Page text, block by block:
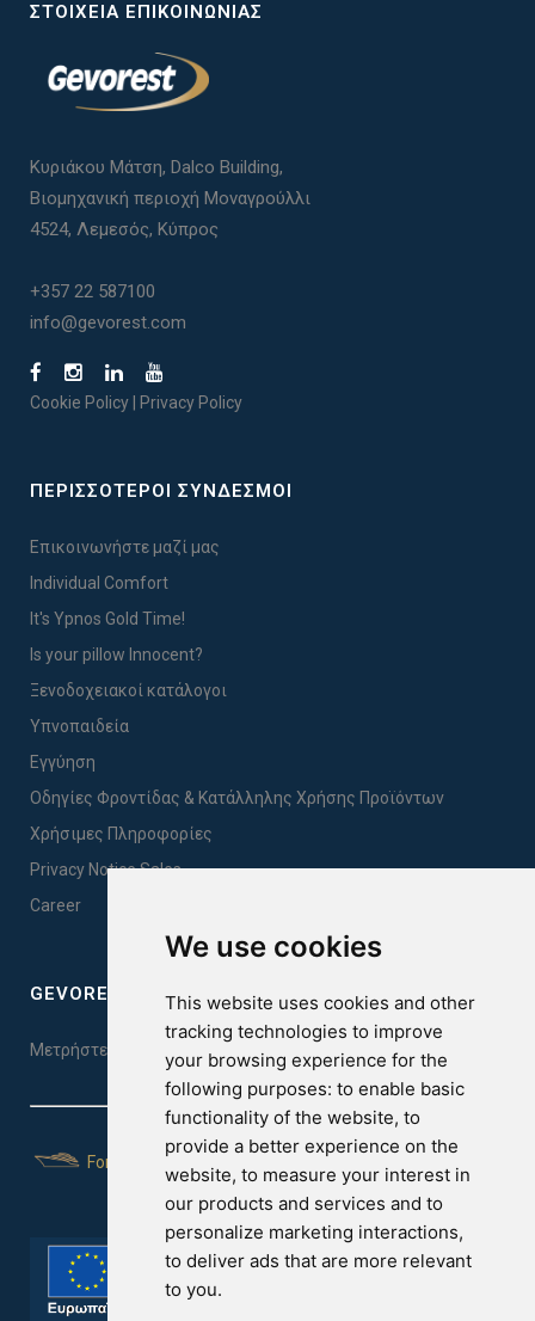
We use cookies
This website uses cookies and other
tracking technologies to improve
your browsing experience for the
following purposes: to enable basic
functionality of the website, to
provide a better experience on the
website, to measure your interest in
our products and services and to
personalize marketing interactions,
to deliver ads that are more relevant
to you.
ΣΤΟΙΧΕΊΑ ΕΠΙΚΟΙΝΩΝΊΑΣ
Κυριάκου Μάτση, Dalco Building,
Βιομηχανική περιοχή Μοναγρούλλι
4524, Λεμεσός, Κύπρος
+357 22 587100
info@gevorest.com
Cookie Policy Privacy Policy
ΠΕΡΙΣΣΟΤΕΡΟΙ ΣΥΝΔΕΣΜΟΙ
Επικοινωνήστε μαζί μας
Individual Comfort
It's Ypnos Gold Time!
Is your pillow Innocent?
Ξενοδοχειακοί κατάλογοι
Υπνοπαιδεία
Εγγύηση
Οδηγίες Φροντίδας & Κατάλληλης Χρήσης Προϊόντων
Χρήσιμες Πληροφορίες
Privacy Notice Sales
Career
GEVOREST SLEEP QUALITY INDEX
Μετρήστε την ποιότητα του ύπνου σας. Κάντε το τεστ εδώ!
For Yachts